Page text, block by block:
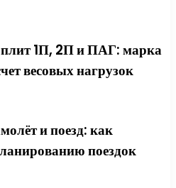
1П, 2П и ПАГ: марка
весовых нагрузок
и поезд: как
поездок